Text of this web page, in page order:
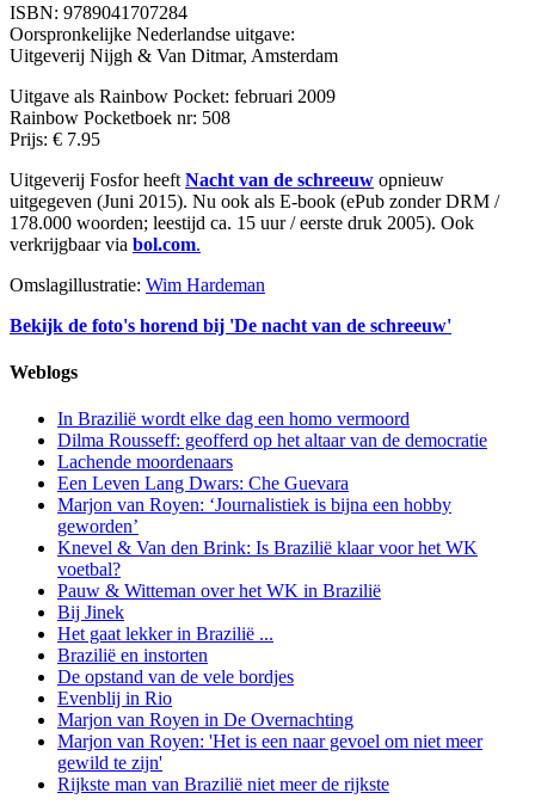
ISBN: 9789041707284
Oorspronkelijke Nederlandse uitgave:
Uitgeverij Nijgh & Van Ditmar, Amsterdam
Uitgave als Rainbow Pocket: februari 2009
Rainbow Pocketboek nr: 508
Prijs: € 7.95
Uitgeverij Fosfor heeft Nacht van de schreeuw opnieuw
uitgegeven (Juni 2015). Nu ook als E-book (ePub zonder DRM /
178.000 woorden; leestijd ca. 15 uur / eerste druk 2005). Ook
verkrijgbaar via bol.com.
Omslagillustratie: Wim Hardeman
Bekijk de foto's horend bij 'De nacht van de schreeuw'
Weblogs
In Brazilië wordt elke dag een homo vermoord
Dilma Rousseff: geofferd op het altaar van de democratie
Lachende moordenaars
Een Leven Lang Dwars: Che Guevara
Marjon van Royen: ‘Journalistiek is bijna een hobby
geworden’
Knevel & Van den Brink: Is Brazilië klaar voor het WK
voetbal?
Pauw & Witteman over het WK in Brazilië
Bij Jinek
Het gaat lekker in Brazilië ...
Brazilië en instorten
De opstand van de vele bordjes
Evenblij in Rio
Marjon van Royen in De Overnachting
Marjon van Royen: 'Het is een naar gevoel om niet meer
gewild te zijn'
Rijkste man van Brazilië niet meer de rijkste